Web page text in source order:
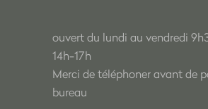
ouvert du lundi au vendredi
14h-17h
Merci de téléphoner avant de
bureau